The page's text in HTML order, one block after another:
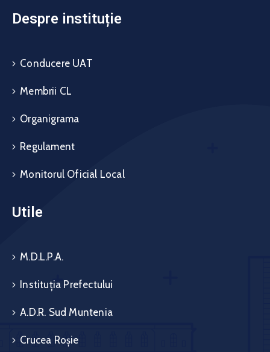
Despre instituție
Conducere UAT
Membrii CL
Organigrama
Regulament
Monitorul Oficial Local
Utile
M.D.L.P.A.
Instituția Prefectului
A.D.R. Sud Muntenia
Crucea Roșie